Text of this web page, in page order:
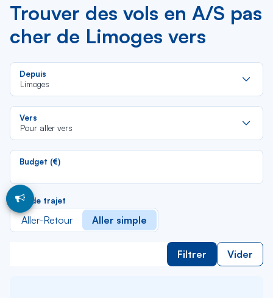
Trouver des vols en A/S pas
cher de Limoges vers
Depuis
Limoges
Vers
Pour aller vers
Budget (€)
Type de trajet
Aller-Retour Aller simple
Filtrer Vider